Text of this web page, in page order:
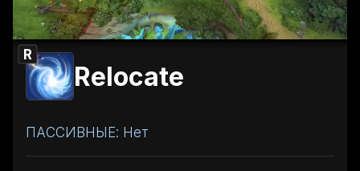
R
Relocate
ПАССИВНЫЕ: Нет